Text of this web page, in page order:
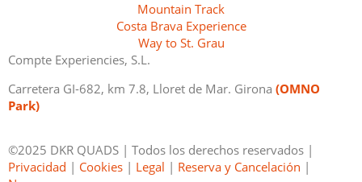
Mountain Track
Costa Brava Experience
Way to St. Grau
Compte Experiencies, S.L.
Carretera GI-682, km 7.8, Lloret de Mar. Girona (OMNO
Park)
©2025 DKR QUADS | Todos los derechos reservados |
Privacidad | Cookies | Legal | Reserva y Cancelación |